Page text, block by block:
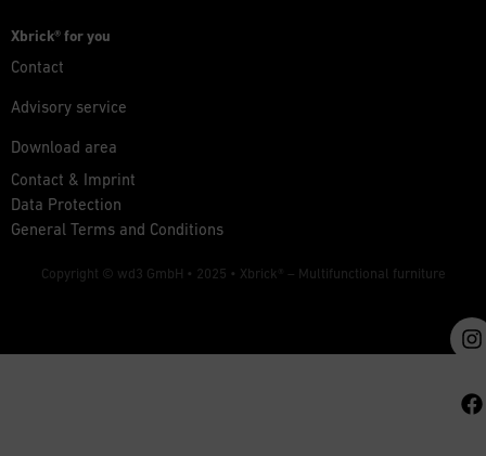
Xbrick® for you
Contact
Advisory service
Download area
Contact & Imprint
Data Protection
General Terms and Conditions
Copyright © wd3 GmbH • 2025 • Xbrick® – Multifunctional furniture